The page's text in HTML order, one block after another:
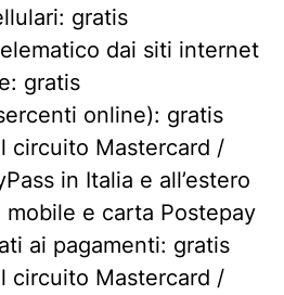
gratis
dai siti internet
gratis
online): gratis
circuito Mastercard /
in Italia e all’estero
e carta Postepay
ai pagamenti: gratis
circuito Mastercard /